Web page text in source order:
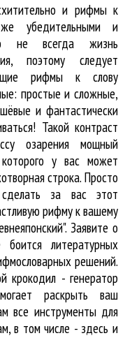
и рифмы к
убедительными и
не всегда жизнь
поэтому следует
рифмы к слову
простые и сложные,
и фантастически
Такой контраст
озарения мощный
которого у вас может
строка. Просто
за вас этот
рифму к вашему
Заявите о
литературных
решений.
крокодил - генератор
раскрыть ваш
все инструменты для
в том числе - здесь и